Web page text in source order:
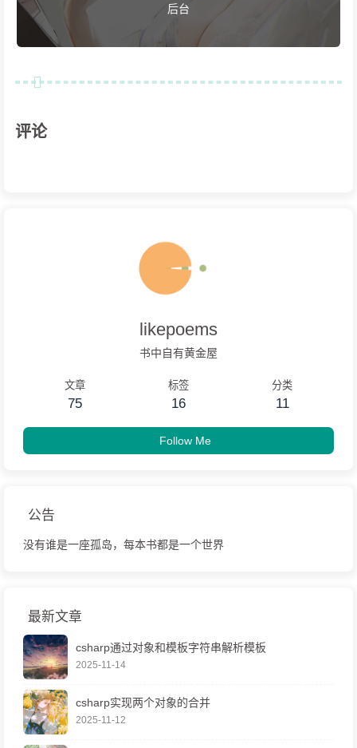
后台
评论
likepoems
书中自有黄金屋
文章
75
标签
16
分类
11
Follow Me
公告
没有谁是一座孤岛，每本书都是一个世界
最新文章
csharp通过对象和模板字符串解析模板
2025-11-14
csharp实现两个对象的合并
2025-11-12